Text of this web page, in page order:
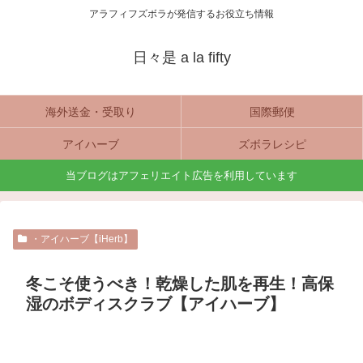
アラフィフズボラが発信するお役立ち情報
日々是 a la fifty
海外送金・受取り 国際郵便
アイハーブ ズボラレシピ
当ブログはアフェリエイト広告を利用しています
・アイハーブ【iHerb】
冬こそ使うべき！乾燥した肌を再生！高保
湿のボディスクラブ【アイハーブ】